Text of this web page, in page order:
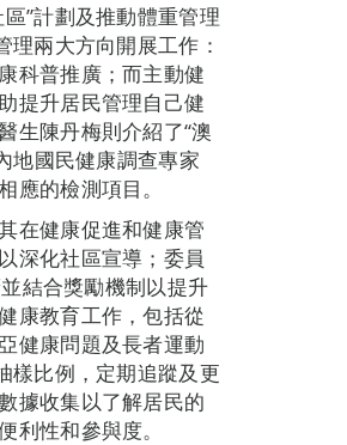
”計劃及推動體重管理
兩大方向開展工作：
科普推廣；而主動健
提升居民管理自己健
生陳丹梅則介紹了“澳
地國民健康調查專家
的檢測項目。
在健康促進和健康管
深化社區宣導；委員
結合獎勵機制以提升
康教育工作，包括從
健康問題及長者運動
樣比例，定期追蹤及更
據收集以了解居民的
性和參與度。